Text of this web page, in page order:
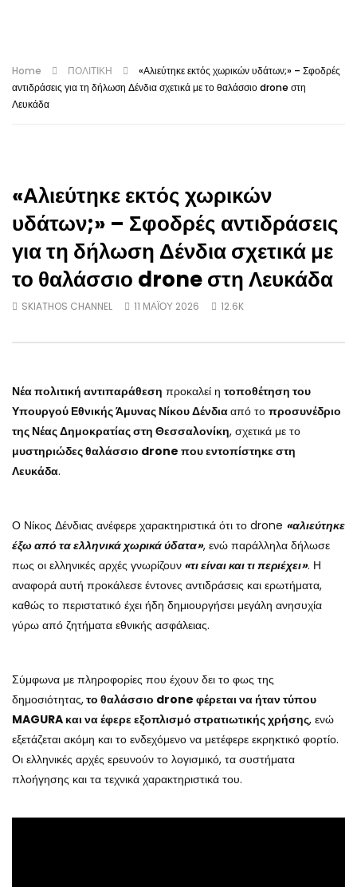
Home ΠΟΛΙΤΙΚΗ
«Αλιεύτηκε εκτός χωρικών υδάτων;» – Σφοδρές
αντιδράσεις για τη δήλωση Δένδια σχετικά με το θαλάσσιο drone στη
Λευκάδα
«Αλιεύτηκε εκτός χωρικών
υδάτων;» – Σφοδρές αντιδράσεις
για τη δήλωση Δένδια σχετικά με
το θαλάσσιο drone στη Λευκάδα
SKIATHOS CHANNEL 11 ΜΑΪ́ΟΥ 2026 12.6K
Νέα πολιτική αντιπαράθεση προκαλεί η τοποθέτηση του
Υπουργού Εθνικής Άμυνας Νίκου Δένδιααπό το προσυνέδριο
της Νέας Δημοκρατίας στη Θεσσαλονίκη, σχετικά με το
μυστηριώδες θαλάσσιο drone που εντοπίστηκε στη
Λευκάδα.
Ο Νίκος Δένδιας ανέφερε χαρακτηριστικά ότι το drone «αλιεύτηκε
έξω από τα ελληνικά χωρικά ύδατα», ενώ παράλληλα δήλωσε
πως οι ελληνικές αρχές γνωρίζουν «τι είναι και τι περιέχει». Η
αναφορά αυτή προκάλεσε έντονες αντιδράσεις και ερωτήματα,
καθώς το περιστατικό έχει ήδη δημιουργήσει μεγάλη ανησυχία
γύρω από ζητήματα εθνικής ασφάλειας.
Σύμφωνα με πληροφορίες που έχουν δει το φως της
δημοσιότητας,το θαλάσσιο drone φέρεται να ήταν τύπου
MAGURA και να έφερε εξοπλισμό στρατιωτικής χρήσης, ενώ
εξετάζεται ακόμη και το ενδεχόμενο να μετέφερε εκρηκτικό φορτίο.
Οι ελληνικές αρχές ερευνούν το λογισμικό, τα συστήματα
πλοήγησης και τα τεχνικά χαρακτηριστικά του.